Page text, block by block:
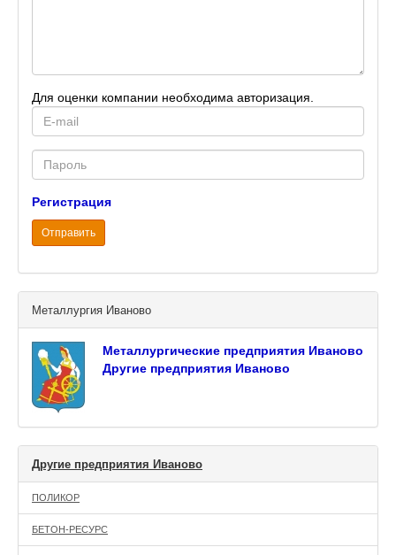
Для оценки компании необходима авторизация.
mail
Password
Регистрация
Отправить
Металлургия Иваново
Металлургические предприятия Иваново
Другие предприятия Иваново
Другие предприятия Иваново
ПОЛИКОР
БЕТОН-РЕСУРС